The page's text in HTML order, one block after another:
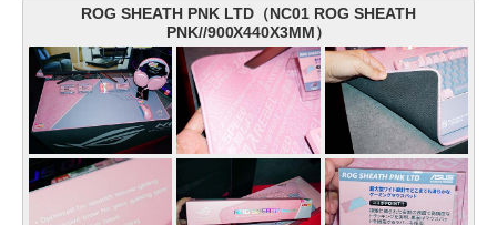
ROG SHEATH PNK LTD（NC01 ROG SHEATH
PNK//900X440X3MM）